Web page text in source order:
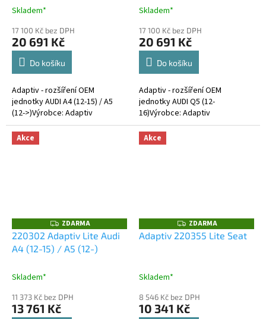
Skladem*
17 100 Kč bez DPH
20 691 Kč
Do košíku
Adaptiv - rozšíření OEM
jednotky AUDI A4 (12-15) / A5
(12->)Výrobce: Adaptiv
Skladem*
17 100 Kč bez DPH
20 691 Kč
Do košíku
Adaptiv - rozšíření OEM
jednotky AUDI Q5 (12-
16)Výrobce: Adaptiv
Akce
Z
D
A
R
ZDARMA
220302 Adaptiv Lite Audi
A4 (12-15) / A5 (12-)
Skladem*
11 373 Kč bez DPH
13 761 Kč
Akce
Z
D
A
ZDARMA
Adaptiv 220355 Lite Seat
Skladem*
8 546 Kč bez DPH
10 341 Kč